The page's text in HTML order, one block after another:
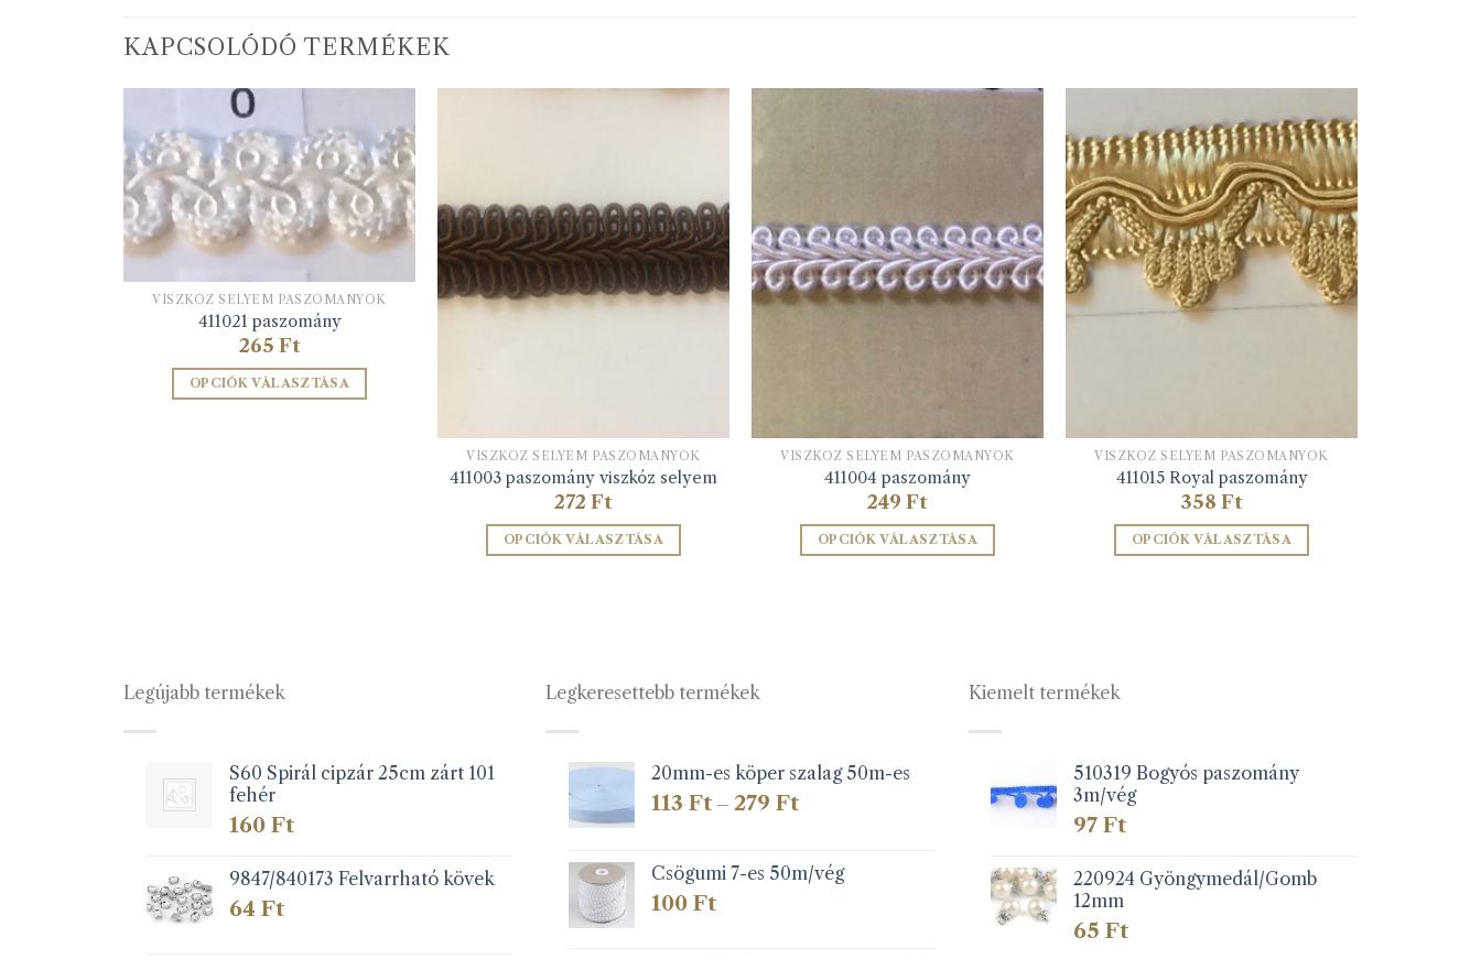
KAPCSOLÓDÓ TERMÉKEK
VISZKÓZ SELYEM PASZOMÁNYOK
411021 paszomány
265 Ft
OPCIÓK VÁLASZTÁSA
ki
VISZKÓZ SELYEM PASZOMÁNYOK
411003 paszomány viszkóz selyem
272 Ft
OPCIÓK VÁLASZTÁSA
van.
a
termékoldalon
választhatók
VISZKÓZ SELYEM PASZOMÁNYOK
411004 paszomány
249 Ft
OPCIÓK VÁLASZTÁSA
a
termékoldalon
VISZKÓZ SELYEM PASZOMÁNYOK
411015 Royal paszomány
358 Ft
OPCIÓK VÁLASZTÁSA
a
Legújabb termékek
S60 Spirál cipzár 25cm zárt 101
fehér
160 Ft
9847/840173 Felvarrható kövek
64 Ft
Legkeresettebb termékek
20mm-es köper szalag 50m-es
113Ft – 279FtÁrtartomány:
279 Ft
Csögumi 7-es 50m/vég
100Ft
Kiemelt termékek
510319 Bogyós paszomány
3m/vég
97Ft
220924 Gyöngymedál/Gomb
12mm
65Ft